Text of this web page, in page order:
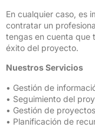
En cualquier caso, es
contratar un
tengas en cuenta que
éxito del proyecto.
Nuestros Servicios
• Gestión de
• Seguimiento del
• Gestión de proyectos
• Planificación de